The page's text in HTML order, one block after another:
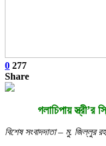
0 277
Share
গলাচিপায় স্ত্রী’র
বিশেষ সংবাদদাতা – মু. জিল্লুর